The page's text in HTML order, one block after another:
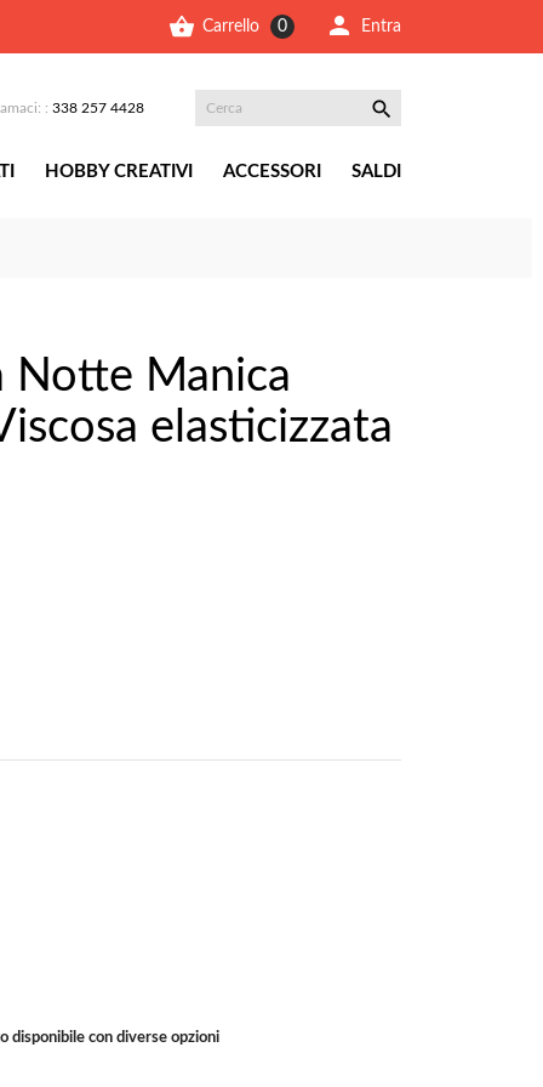
 Carrello 0  Entra
: 338 257 4428 
HOBBY CREATIVI ACCESSORI SALDI
Notte Manica
elasticizzata
disponibile con diverse opzioni